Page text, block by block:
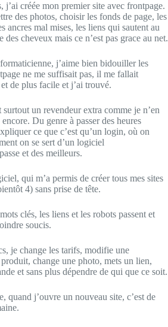
j’ai créée mon premier site avec frontpage.
des photos, choisir les fonds de page, les
mal mises, les liens qui sautent au
cheveux mais ce n’est pas grace au net.
j’aime bien bidouiller les
ne me suffisait pas, il me fallait
de plus facile et j’ai trouvé.
un revendeur extra comme je n’en
Du genre à passer des heures
ce que c’est qu’un login, où on
on se sert d’un logiciel
et des meilleurs.
qui m’a permis de créer tous mes sites
4) sans prise de tête.
clés, les liens et les robots passent et
soucis.
je change les tarifs, modifie une
change une photo, mets un lien,
et sans plus dépendre de qui que ce soit.
quand j’ouvre un nouveau site, c’est de